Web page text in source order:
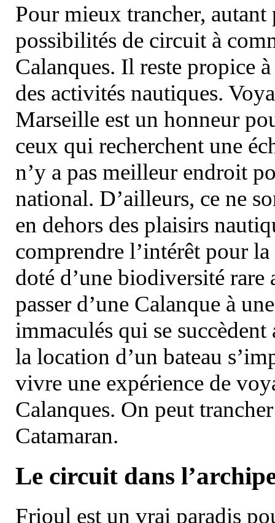
Pour mieux trancher, autant
possibilités de circuit à
Calanques. Il reste propice
des activités nautiques.
Marseille est un honneur
ceux qui recherchent une
n’y a pas meilleur endroit
national. D’ailleurs, ce ne
en dehors des plaisirs
comprendre l’intérêt pour
doté d’une biodiversité
passer d’une Calanque à
immaculés qui se
la location d’un bateau
vivre une expérience de
Calanques. On peut
Catamaran.
Le circuit dans
Frioul est un vrai paradis